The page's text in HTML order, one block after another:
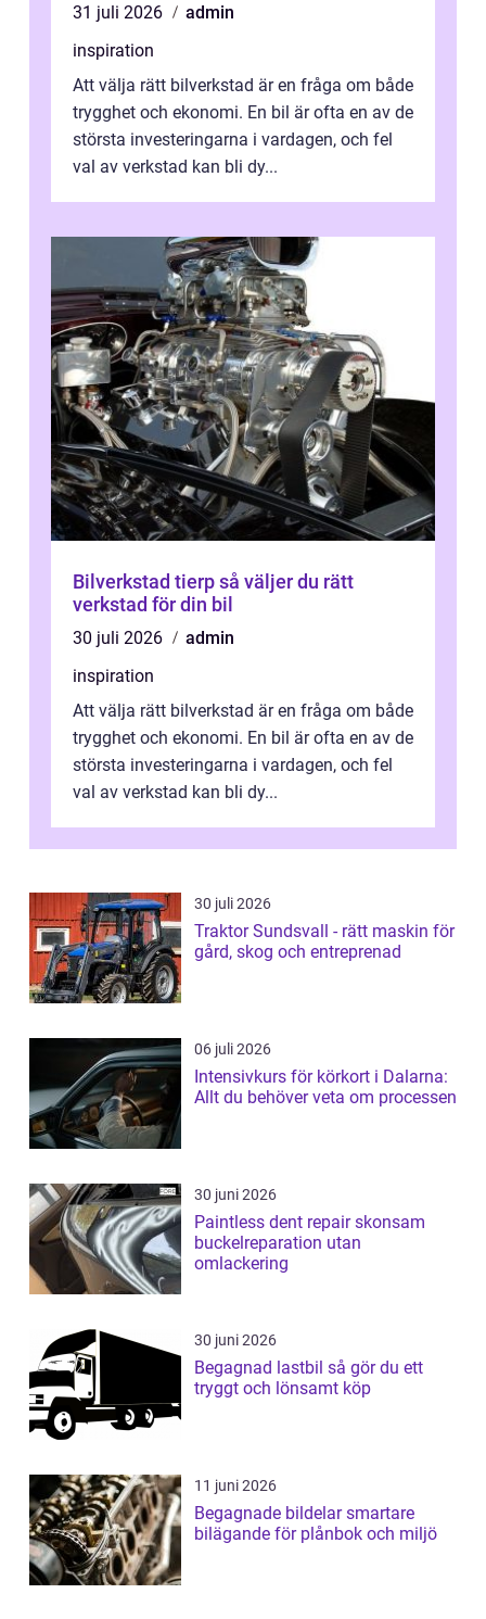
31 juli 2026
admin
inspiration
Att välja rätt bilverkstad är en fråga om både
trygghet och ekonomi. En bil är ofta en av de
största investeringarna i vardagen, och fel
val av verkstad kan bli dy...
Bilverkstad tierp så väljer du rätt
verkstad för din bil
30 juli 2026
admin
inspiration
Att välja rätt bilverkstad är en fråga om både
trygghet och ekonomi. En bil är ofta en av de
största investeringarna i vardagen, och fel
val av verkstad kan bli dy...
30 juli 2026
Traktor Sundsvall - rätt maskin för
gård, skog och entreprenad
06 juli 2026
Intensivkurs för körkort i Dalarna:
Allt du behöver veta om processen
30 juni 2026
Paintless dent repair skonsam
buckelreparation utan
omlackering
30 juni 2026
Begagnad lastbil så gör du ett
tryggt och lönsamt köp
11 juni 2026
Begagnade bildelar smartare
bilägande för plånbok och miljö